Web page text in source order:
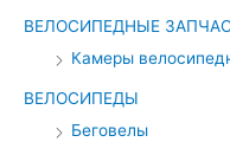
ВЕЛОСИПЕДНЫЕ
Камеры
ВЕЛОСИПЕДЫ
Беговелы